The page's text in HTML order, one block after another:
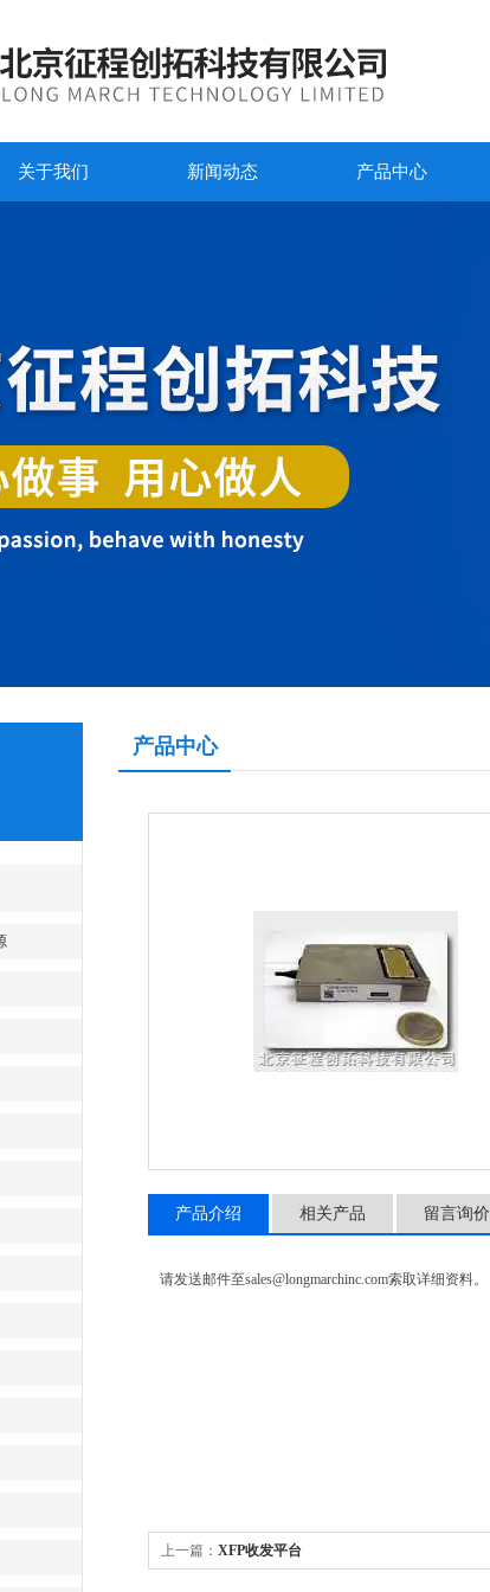
关于我们 新闻动态 产品中心
产品中心
产品介绍 相关产品 留言询价
请发送邮件至sales@longmarchinc.com索取详细资料。
上一篇： XFP收发平台